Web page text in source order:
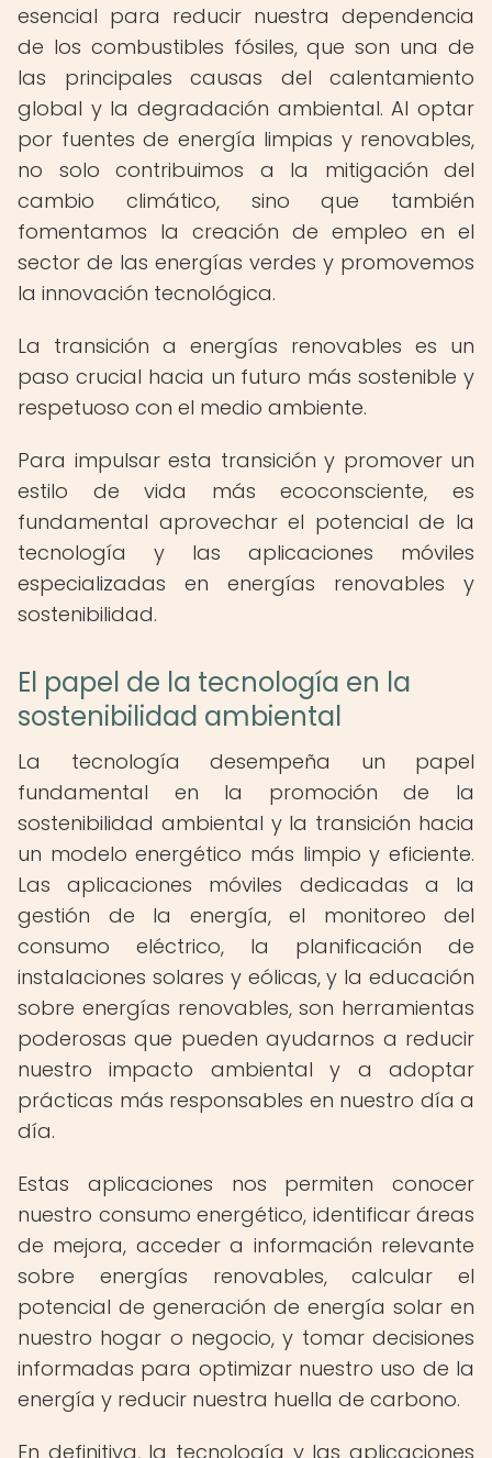
esencial para reducir nuestra dependencia
de los combustibles fósiles, que son una de
las principales causas del calentamiento
global y la degradación ambiental. Al optar
por fuentes de energía limpias y renovables,
no solo contribuimos a la mitigación del
cambio climático, sino que también
fomentamos la creación de empleo en el
sector de las energías verdes y promovemos
la innovación tecnológica.
La transición a energías renovables es un
paso crucial hacia un futuro más sostenible y
respetuoso con el medio ambiente.
Para impulsar esta transición y promover un
estilo de vida más ecoconsciente, es
fundamental aprovechar el potencial de la
tecnología y las aplicaciones móviles
especializadas en energías renovables y
sostenibilidad.
El papel de la tecnología en la
sostenibilidad ambiental
La tecnología desempeña un papel
fundamental en la promoción de la
sostenibilidad ambiental y la transición hacia
un modelo energético más limpio y eficiente.
Las aplicaciones móviles dedicadas a la
gestión de la energía, el monitoreo del
consumo eléctrico, la planificación de
instalaciones solares y eólicas, y la educación
sobre energías renovables, son herramientas
poderosas que pueden ayudarnos a reducir
nuestro impacto ambiental y a adoptar
prácticas más responsables en nuestro día a
día.
Estas aplicaciones nos permiten conocer
nuestro consumo energético, identificar áreas
de mejora, acceder a información relevante
sobre energías renovables, calcular el
potencial de generación de energía solar en
nuestro hogar o negocio, y tomar decisiones
informadas para optimizar nuestro uso de la
energía y reducir nuestra huella de carbono.
En definitiva, la tecnología y las aplicaciones